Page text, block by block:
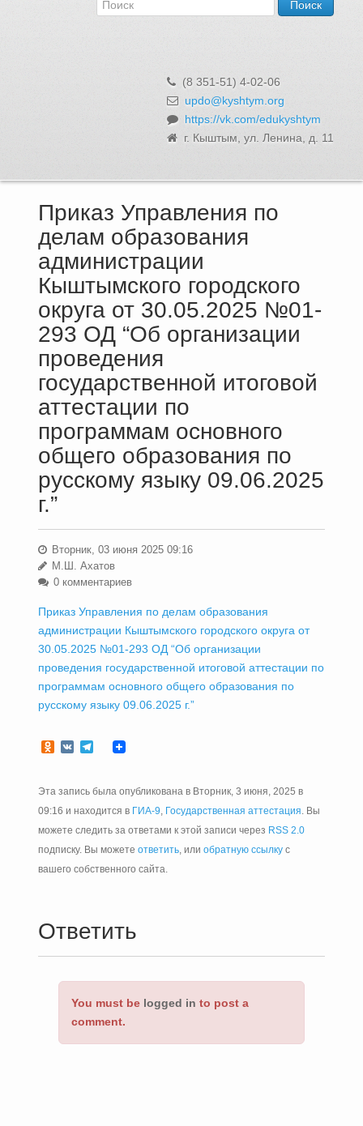
(8 351-51) 4-02-06
updo@kyshtym.org
https://vk.com/edukyshtym
г. Кыштым, ул. Ленина, д. 11
Об Управлении
Муниципальная служба и вакансии
Информационные системы, реестры и банки данных
Закупки для муниципальных нужд
Использование бюджетных средств
Приказ Управления по
делам образования
администрации
Кыштымского городского
округа от 30.05.2025 №01-
293 ОД “Об организации
проведения
государственной итоговой
аттестации по
программам основного
общего образования по
русскому языку 09.06.2025
г.”
Вторник, 03 июня 2025 09:16
М.Ш. Ахатов
0 комментариев
Приказ Управления по делам образования
администрации Кыштымского городского округа от
30.05.2025 №01-293 ОД “Об организации
проведения государственной итоговой аттестации по
программам основного общего образования по
русскому языку 09.06.2025 г.”
Odnoklassniki
VKTelegram
Эта запись была опубликована в Вторник, 3 июня, 2025 в
09:16 и находится в ГИА-9, Государственная аттестация. Вы
можете следить за ответами к этой записи через RSS 2.0
подписку. Вы можете ответить, или обратную ссылкус
вашего собственного сайта.
Ответить
You must be logged in to post a
comment.